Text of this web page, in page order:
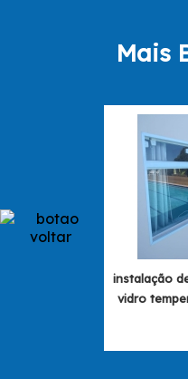
Mais
instalação
vidro